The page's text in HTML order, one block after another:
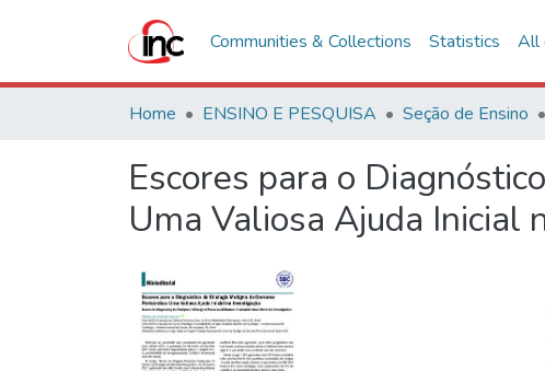
Communities & Collections Statistics All
Home ENSINO E PESQUISA Seção de Ensino
Escores para o
Uma Valiosa Ajuda Inicial